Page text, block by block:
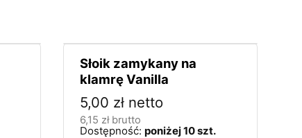
Słoik zamykany na
klamrę Vanilla
5,00 zł netto
6,15 złbrutto
Dostępność: poniżej 10 szt.